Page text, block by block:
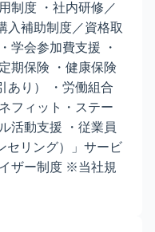
制度 ・社内研修／
入補助制度／資格取
学会参加費支援 ・
期保険 ・健康保険
あり） ・労働組合
フィット・ステー
活動支援 ・従業員
セリング）」サービ
ザー制度 ※当社規